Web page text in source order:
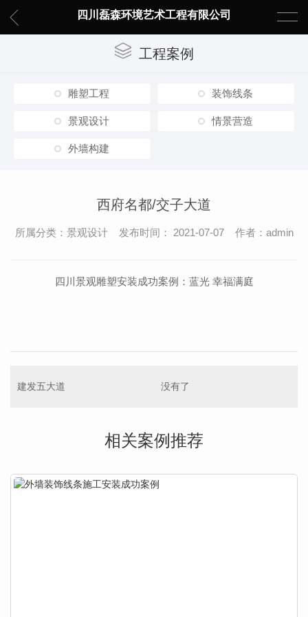
四川磊森环境艺术工程有限公司
工程案例
雕塑工程 装饰线条
景观设计 情景营造
外墙构建
西府名都/交子大道
所属分类：景观设计 发布时间： 2021-07-07 作者：admin
四川景观雕塑安装成功案例：蓝光 幸福满庭
建发五大道 没有了
相关案例推荐